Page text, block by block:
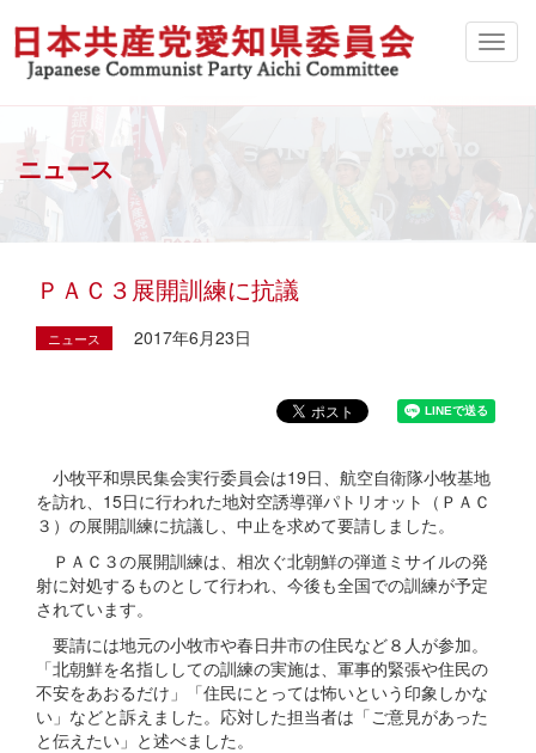
ニュース
ＰＡＣ３展開訓練に抗議
ニュース 2017年6月23日
小牧平和県民集会実行委員会は19日、航空自衛隊小牧基地
を訪れ、15日に行われた地対空誘導弾パトリオット（ＰＡＣ
３）の展開訓練に抗議し、中止を求めて要請しました。
ＰＡＣ３の展開訓練は、相次ぐ北朝鮮の弾道ミサイルの発
射に対処するものとして行われ、今後も全国での訓練が予定
されています。
要請には地元の小牧市や春日井市の住民など８人が参加。
「北朝鮮を名指ししての訓練の実施は、軍事的緊張や住民の
不安をあおるだけ」「住民にとっては怖いという印象しかな
い」などと訴えました。応対した担当者は「ご意見があった
と伝えたい」と述べました。